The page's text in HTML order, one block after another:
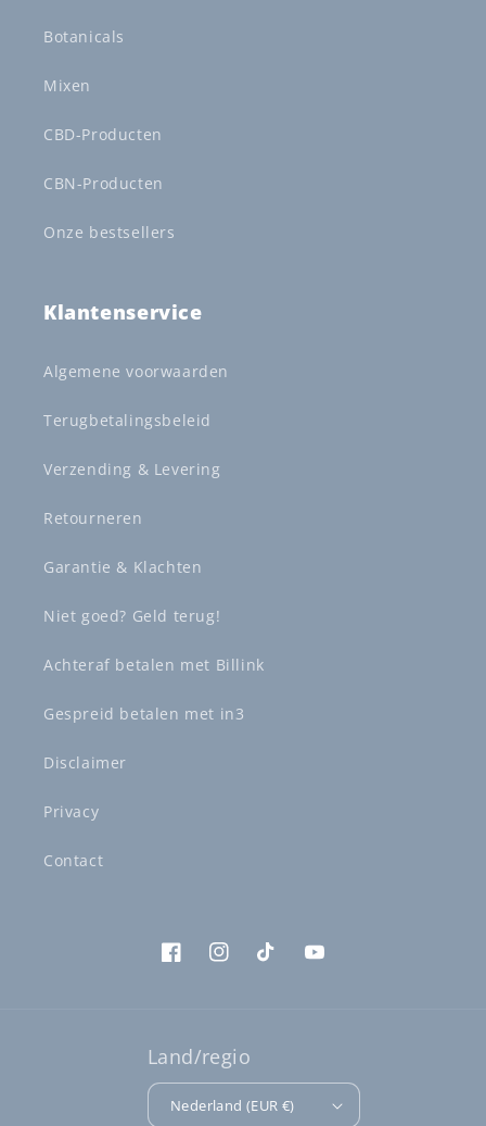
Botanicals
Mixen
CBD-Producten
CBN-Producten
Onze bestsellers
Klantenservice
Algemene voorwaarden
Terugbetalingsbeleid
Verzending & Levering
Retourneren
Garantie & Klachten
Niet goed? Geld terug!
Achteraf betalen met Billink
Gespreid betalen met in3
Disclaimer
Privacy
Contact
FacebookInstagramTikTokYouTube
Land/regio
Nederland (EUR €)